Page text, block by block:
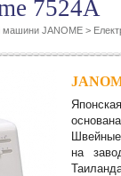
7524A
машини JANOME >
на